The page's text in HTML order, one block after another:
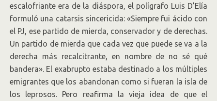
escalofriante era de la diáspora, el polígrafo Luis D’Elía
formuló una catarsis sincericida: «Siempre fui ácido con
el PJ, ese partido de mierda, conservador y de derechas.
Un partido de mierda que cada vez que puede se va a la
derecha más recalcitrante, en nombre de no sé qué
bandera». El exabrupto estaba destinado a los múltiples
emigrantes que los abandonan como si fueran la isla de
los leprosos. Pero reafirma la vieja idea de que el